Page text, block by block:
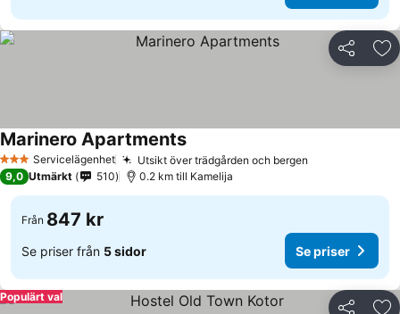
Dela
3 StjärnorServicelägenhet Utsikt över trädgården och bergen
Marinero Apartments
9,0 Utmärkt 510 0.2 km till Kamelija
Från 847 kr
Se priser från 5 sidor Se priser
Populärt val